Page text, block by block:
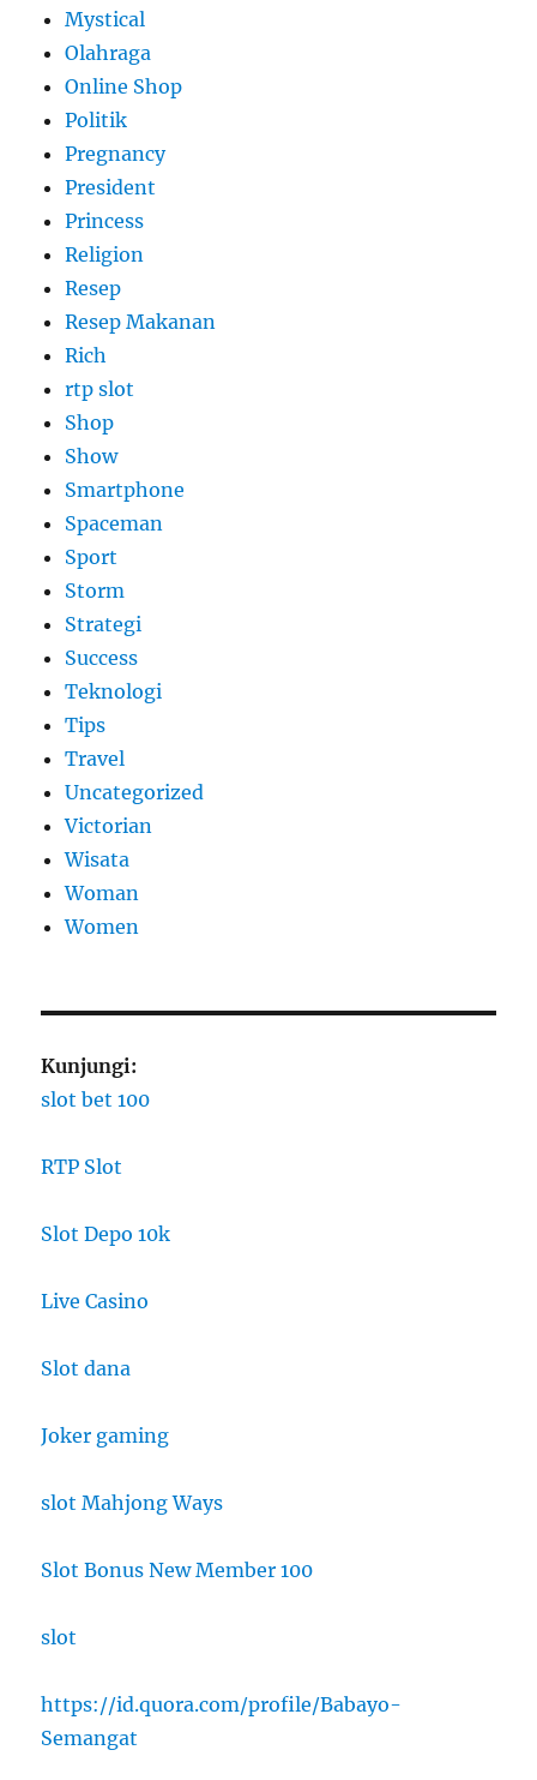
Mystical
Olahraga
Online Shop
Politik
Pregnancy
President
Princess
Religion
Resep
Resep Makanan
Rich
rtp slot
Shop
Show
Smartphone
Spaceman
Sport
Storm
Strategi
Success
Teknologi
Tips
Travel
Uncategorized
Victorian
Wisata
Woman
Women
Kunjungi:
slot bet 100
RTP Slot
Slot Depo 10k
Live Casino
Slot dana
Joker gaming
slot Mahjong Ways
Slot Bonus New Member 100
slot
https://id.quora.com/profile/Babayo-
Semangat